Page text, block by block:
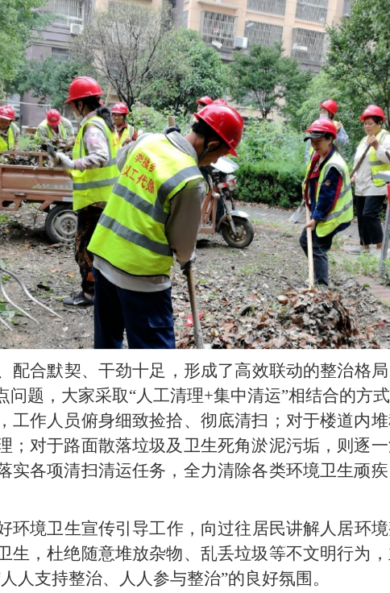
配合默契、干劲十足，形成了高效联动的整治格
题，大家采取“人工清理+集中清运”相结合的方
工作人员俯身细致捡拾、彻底清扫；对于楼道内
；对于路面散落垃圾及卫生死角淤泥污垢，则逐
实各项清扫清运任务，全力清除各类环境卫生顽
环境卫生宣传引导工作，向过往居民讲解人居环
生，杜绝随意堆放杂物、乱丢垃圾等不文明行为
人支持整治、人人参与整治”的良好氛围。